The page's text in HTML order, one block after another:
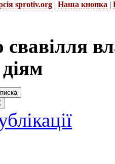
sprotiv.org | Наша кнопка |